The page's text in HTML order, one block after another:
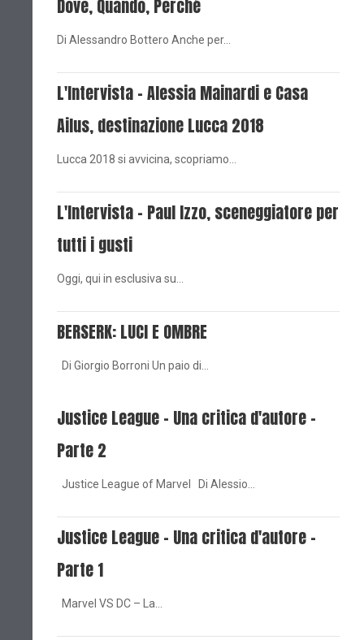
Dove, Quando, Perché
Di Alessandro Bottero Anche per…
L'Intervista - Alessia Mainardi e Casa
Ailus, destinazione Lucca 2018
Lucca 2018 si avvicina, scopriamo…
L'Intervista - Paul Izzo, sceneggiatore per
tutti i gusti
Oggi, qui in esclusiva su…
BERSERK: LUCI E OMBRE
Di Giorgio Borroni Un paio di…
Justice League - Una critica d'autore -
Parte 2
Justice League of Marvel Di Alessio…
Justice League - Una critica d'autore -
Parte 1
Marvel VS DC – La…